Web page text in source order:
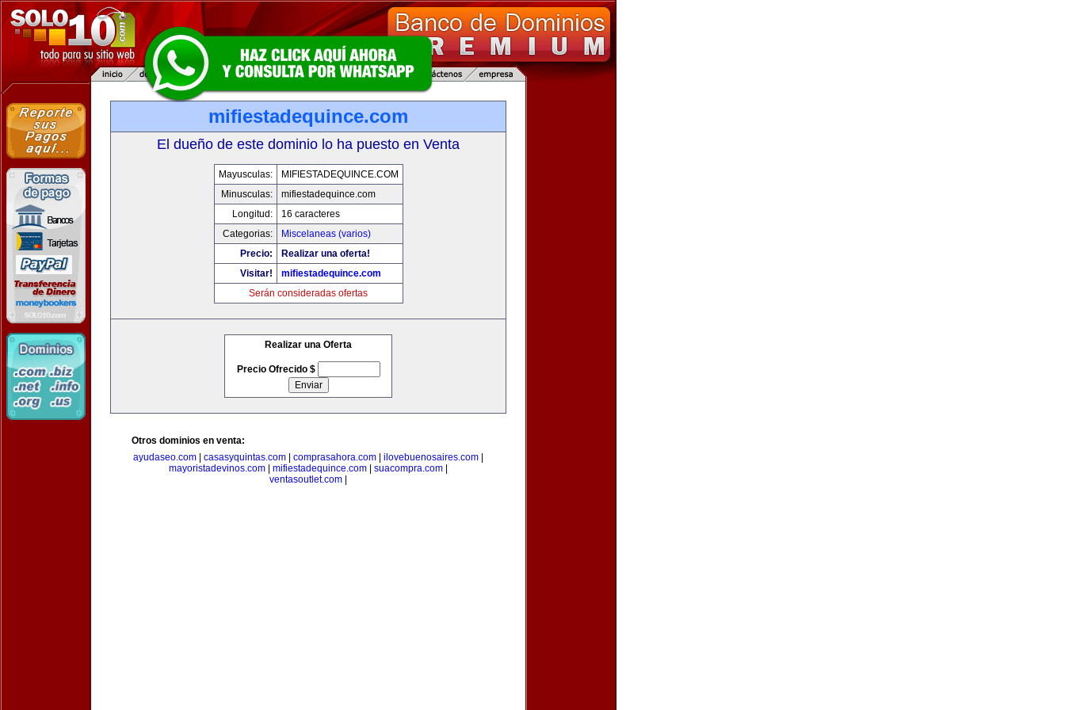
mifiestadequince.com
El dueño de este dominio lo ha puesto en Venta
Mayusculas:
MIFIESTADEQUINCE.COM
Minusculas:
mifiestadequince.com
Longitud:
16 caracteres
Categorias:
Miscelaneas (varios)
Precio:
Realizar una oferta!
Visitar!
mifiestadequince.com
Serán consideradas ofertas
Realizar una Oferta
Precio Ofrecido $
Otros dominios en venta:
ayudaseo.com
casasyquintas.com comprasahora.com ilovebuenosaires.com
mayoristadevinos.com
mifiestadequince.com suacompra.com
ventasoutlet.com